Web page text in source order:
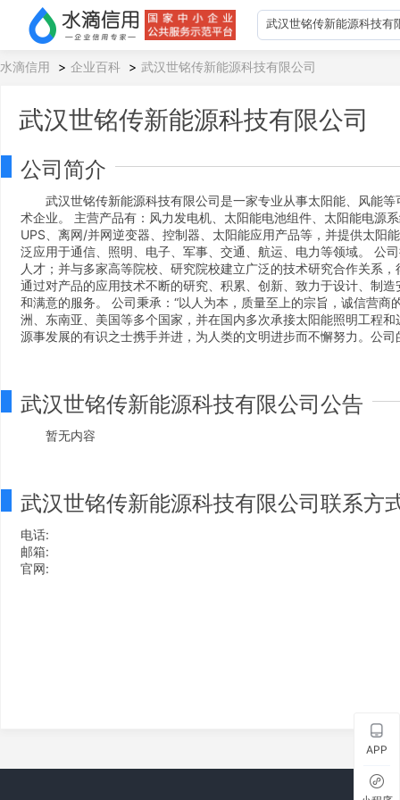
水滴信用 > 企业百科 > 武汉世铭传新能源科技有限公司
武汉世铭传新能源科技有限公司
公司简介
武汉世铭传新能源科技有限公司是一家专业从事太阳能、风能
术企业。 主营产品有：风力发电机、太阳能电池组件、太阳能电源
UPS、离网/并网逆变器、控制器、太阳能应用产品等，并提供太阳
泛应用于通信、照明、电子、军事、交通、航运、电力等领域。 公
人才；并与多家高等院校、研究院校建立广泛的技术研究合作关系
通过对产品的应用技术不断的研究、积累、创新、致力于设计、制
和满意的服务。 公司秉承：“以人为本，质量至上的宗旨，诚信营
洲、东南亚、美国等多个国家，并在国内多次承接太阳能照明工程
源事发展的有识之士携手并进，为人类的文明进步而不懈努力。公
武汉世铭传新能源科技有限公司公告
暂无内容
武汉世铭传新能源科技有限公司联系方
电话:
邮箱:
官网:
APP